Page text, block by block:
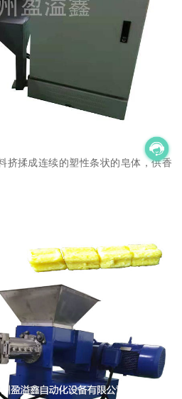
挤揉成连续的塑性条状的皂体，供香